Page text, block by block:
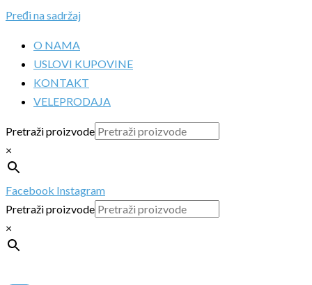
Pređi na sadržaj
O NAMA
USLOVI KUPOVINE
KONTAKT
VELEPRODAJA
Pretraži proizvode
×
Facebook Instagram
Pretraži proizvode
×